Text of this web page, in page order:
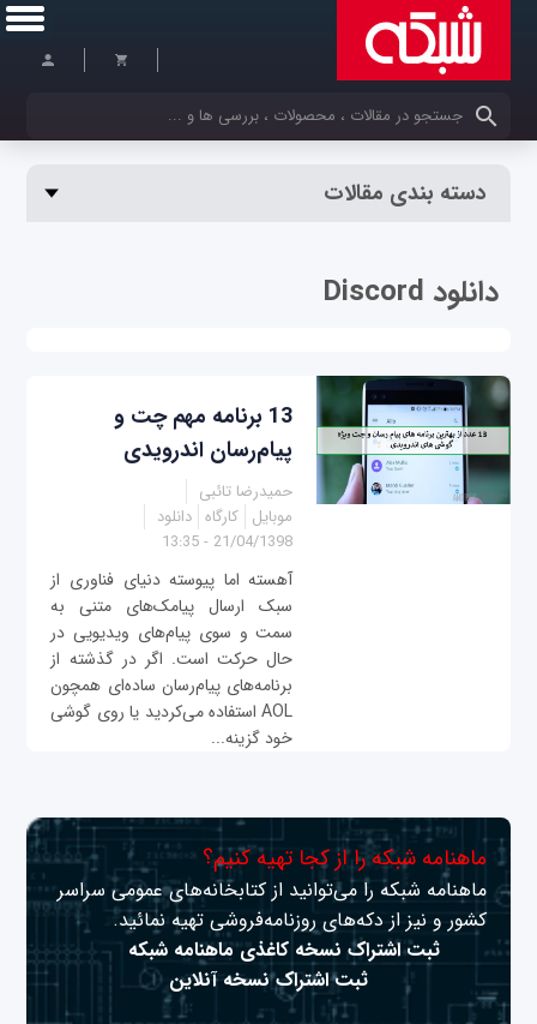
کلمات کلیدی خود را وارد کنید
دسته بندی مقالات
دانلود Discord
13 برنامه مهم چت و
پیام‌رسان اندرویدی
حمیدرضا تائبی
موبایل کارگاه دانلود
21/04/1398 - 13:35
آهسته اما پیوسته دنیای فناوری از
سبک ارسال پیامک‌های متنی به
سمت و سوی پیام‌های ویدیویی در
حال حرکت است. اگر در گذشته از
برنامه‌های پیام‌رسان ساده‌ای همچون
AOL استفاده می‌کردید یا روی گوشی
خود گزینه...
ماهنامه شبکه را از کجا تهیه کنیم؟
ماهنامه شبکه را می‌توانید از کتابخانه‌های عمومی سراسر
کشور و نیز از دکه‌های روزنامه‌فروشی تهیه نمائید.
ثبت اشتراک نسخه کاغذی ماهنامه شبکه
ثبت اشتراک نسخه آنلاین